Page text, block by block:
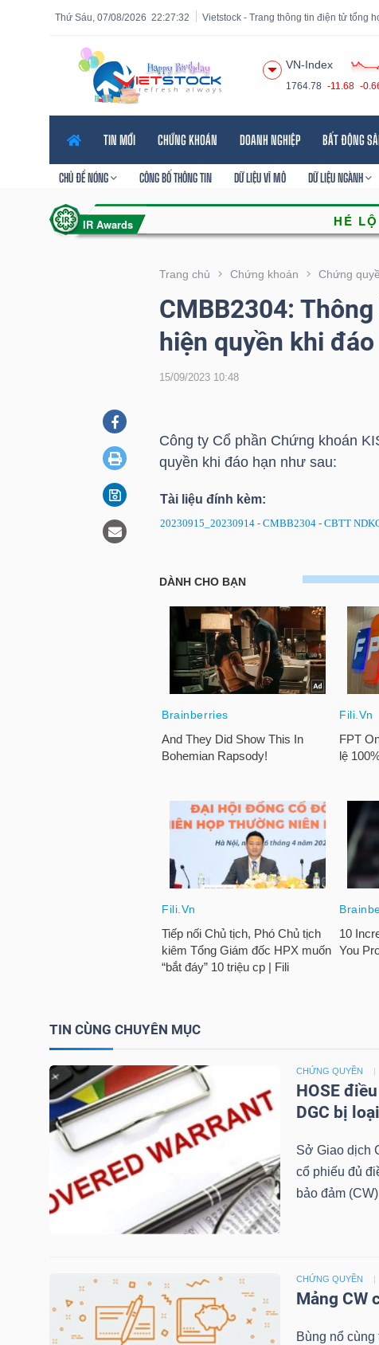
22:27:33
Thứ Sáu, 07/08/2026 Vietstock - Trang thông tin điện tử tổng
VN-Index
1764.78 -11.68 -
TIN MỚI CHỨNG KHOÁN DOANH NGHIỆP BẤT ĐỘNG
CHỦ ĐỀ NÓNG CÔNG BỐ THÔNG TIN DỮ LIỆU VĨ MÔ DỮ LIỆU NGÀNH
Trang chủ Chứng khoán Chứng
CMBB2304:
hiện quyền khi
15/09/2023 10:48
Công ty Cổ phần Chứng khoán
quyền khi đáo hạn như sau:
Tài liệu đính kèm:
20230915_20230914 - CMBB2304 - CBTT
CMBB2304: Thông báo ngày
TIN CÙNG CHUYÊN MỤC
CHỨNG QUYỀN
HOSE
DGC bị loại
Sở Giao dịch
cổ phiếu đủ
bảo đảm
CHỨNG QUYỀN
Mảng CW
Bùng nổ
Tính năng
năng
VIETSTOCK
DƯƠNG
CHÍNH
VIETSTOCKFINANCE